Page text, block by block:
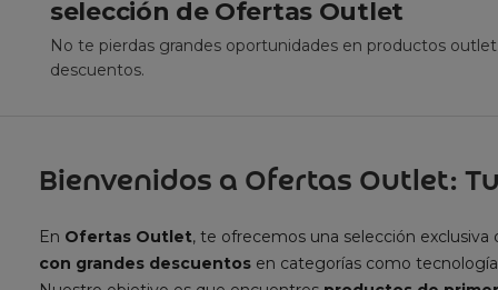
selección de Ofertas Outlet
No te pierdas grandes oportunidades en productos
descuentos.
Bienvenidos a Ofertas Outlet:
En Ofertas Outlet, te ofrecemos una selección exclusiva
con grandes descuentos en categorías como